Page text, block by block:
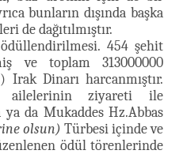
bunların dışında başka
de dağıtılmıştır.
454 şehit
ve toplam 313000000
Dinarı harcanmıştır.
ziyareti ile
da Mukaddes Hz.Abbas
olsun) Türbesi içinde ve
ödül törenlerinde